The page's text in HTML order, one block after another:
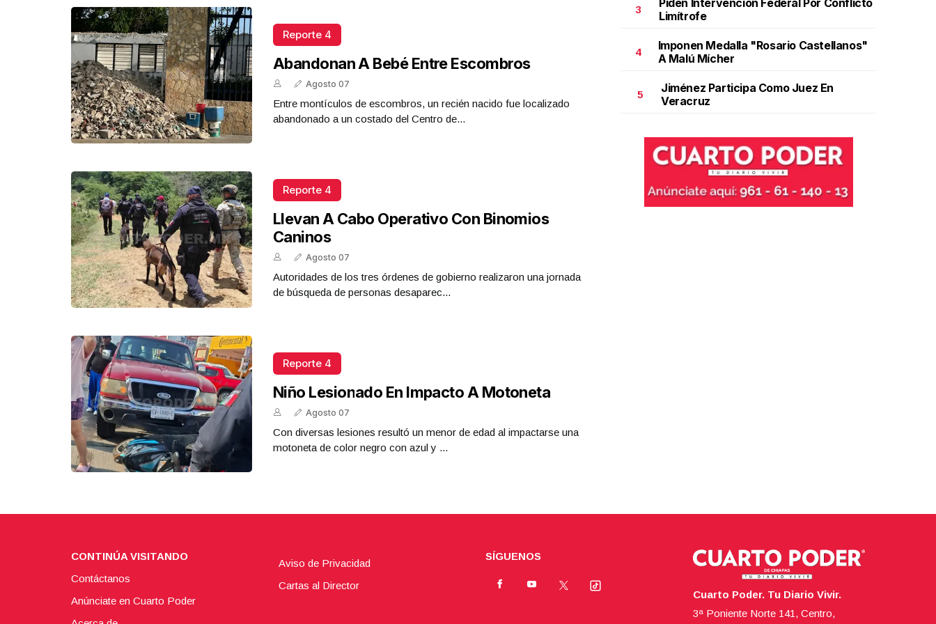
Reporte 4
Abandonan A Bebé Entre Escombros
Agosto 07
Entre montículos de escombros, un recién nacido fue localizado
abandonado a un costado del Centro de...
Reporte 4
Llevan A Cabo Operativo Con Binomios
Caninos
Agosto 07
Autoridades de los tres órdenes de gobierno realizaron una jornada
de búsqueda de personas desaparec...
Reporte 4
Niño Lesionado En Impacto A Motoneta
Agosto 07
Con diversas lesiones resultó un menor de edad al impactarse una
motoneta de color negro con azul y ...
3
Piden Intervención Federal Por Conflicto
Limítrofe
4
Imponen Medalla "Rosario Castellanos"
A Malú Mícher
5
Jiménez Participa Como Juez En
Veracruz
CONTINÚA VISITANDO
Contáctanos
Anúnciate en Cuarto Poder
Aviso de Privacidad
Cartas al Director
SÍGUENOS
Cuarto Poder. Tu Diario Vivir.
3ª Poniente Norte 141, Centro,